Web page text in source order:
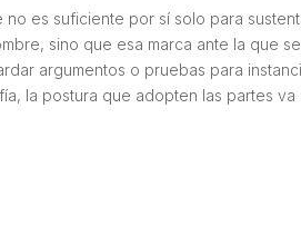
es suficiente por sí solo para
sino que esa marca ante la que se
argumentos o pruebas para
la postura que adopten las partes va